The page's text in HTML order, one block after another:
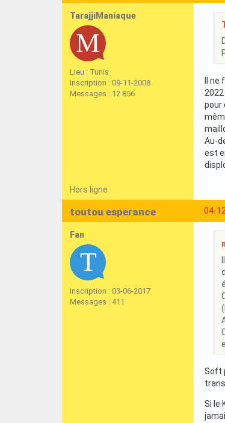
TarajjiManiaque
Lieu : Tunis
Inscription : 09-11-2008
Messages : 12 856
Il
pour
Au-
est
Hors ligne
04-
toutou esperance
Fan
Inscription : 03-06-2017
Messages : 411
Soft
Si le